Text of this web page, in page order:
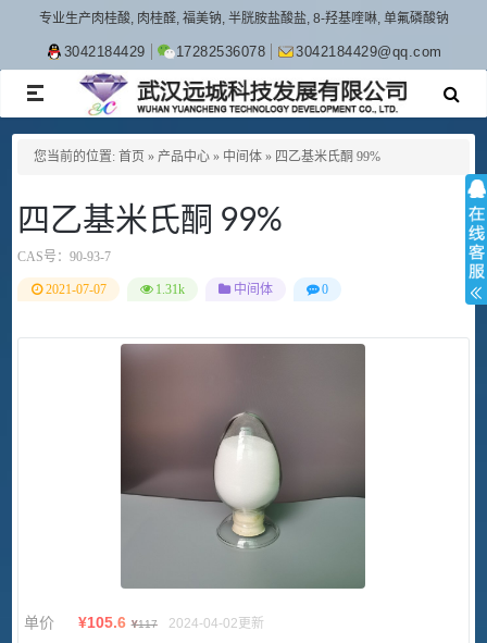
专业生产肉桂酸, 肉桂醛, 福美钠, 半胱胺盐酸盐, 8-羟基喹啉, 单氟磷酸钠
3042184429 17282536078 3042184429@qq.com
TOGGLE
NAVIGATION
您当前的位置: 首页 » 产品中心 » 中间体 » 四乙基米氏酮 99%
四乙基米氏酮 99%
CAS号： 90-93-7
2021-07-07 1.31k 中间体 0
单价 ¥105.6 ¥117 2024-04-02更新